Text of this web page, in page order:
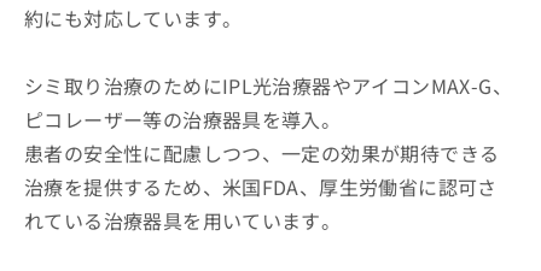
約にも対応しています。
シミ取り治療のためにIPL光治療器やアイコンMAX-G、
ピコレーザー等の治療器具を導入。
患者の安全性に配慮しつつ、一定の効果が期待できる
治療を提供するため、米国FDA、厚生労働省に認可さ
れている治療器具を用いています。